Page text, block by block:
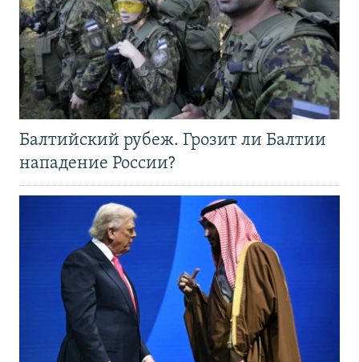
Балтийский рубеж. Грозит ли Балтии
нападение России?